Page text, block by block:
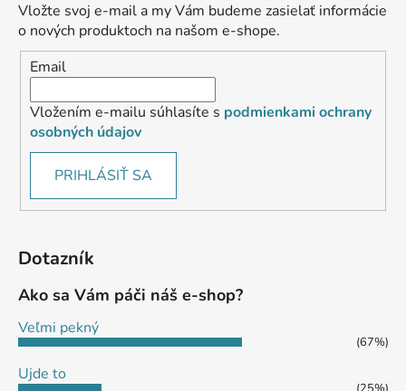
Vložte svoj e-mail a my Vám budeme zasielať informácie
o nových produktoch na našom e-shope.
Email
Vložením e-mailu súhlasíte s podmienkami ochrany
osobných údajov
PRIHLÁSIŤ SA
Dotazník
Ako sa Vám páči náš e-shop?
Veľmi pekný
(67%)
Ujde to